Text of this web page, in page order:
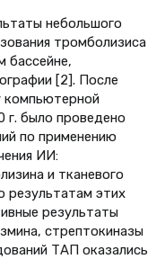
небольшого
тромболизиса
бассейне,
[2]. После
компьютерной
г. было проведено
по применению
ИИ:
и тканевого
результатам этих
результаты
стрептокиназы
ТАП оказались